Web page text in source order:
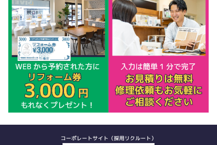
コーポレートサイト（採用リクルート）